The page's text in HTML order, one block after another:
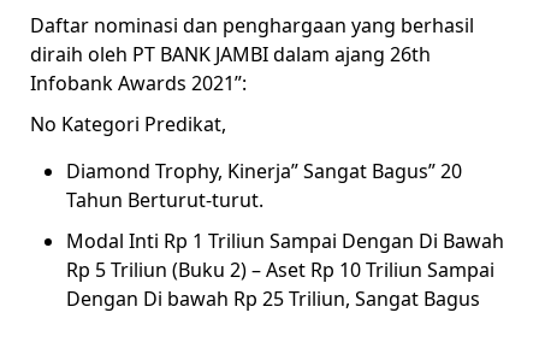
Daftar nominasi dan penghargaan yang berhasil
diraih oleh PT BANK JAMBI dalam ajang 26th
Infobank Awards 2021”:
No Kategori Predikat,
Diamond Trophy, Kinerja” Sangat Bagus” 20
Tahun Berturut-turut.
Modal Inti Rp 1 Triliun Sampai Dengan Di Bawah
Rp 5 Triliun (Buku 2) – Aset Rp 10 Triliun Sampai
Dengan Di bawah Rp 25 Triliun, Sangat Bagus